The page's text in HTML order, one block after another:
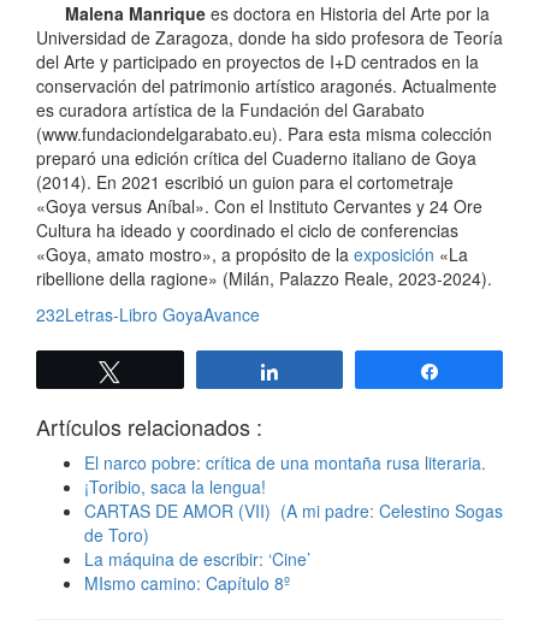
Malena Manrique es doctora en Historia del Arte por la
Universidad de Zaragoza, donde ha sido profesora de Teoría
del Arte y participado en proyectos de I+D centrados en la
conservación del patrimonio artístico aragonés. Actualmente
es curadora artística de la Fundación del Garabato
(www.fundaciondelgarabato.eu). Para esta misma colección
preparó una edición crítica del Cuaderno italiano de Goya
(2014). En 2021 escribió un guion para el cortometraje
«Goya versus Aníbal». Con el Instituto Cervantes y 24 Ore
Cultura ha ideado y coordinado el ciclo de conferencias
«Goya, amato mostro», a propósito de la exposición «La
ribellione della ragione» (Milán, Palazzo Reale, 2023-2024).
232Letras-Libro GoyaAvance
Artículos relacionados :
El narco pobre: crítica de una montaña rusa literaria.
¡Toribio, saca la lengua!
CARTAS DE AMOR (VII) (A mi padre: Celestino Sogas
de Toro)
La máquina de escribir: ‘Cine’
MIsmo camino: Capítulo 8º